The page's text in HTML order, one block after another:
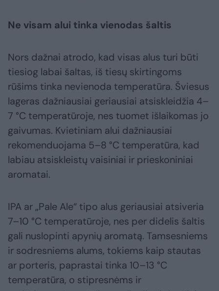
Ne visam alui tinka vienodas šaltis
Nors dažnai atrodo, kad visas alus turi būti
tiesiog labai šaltas, iš tiesų skirtingoms
rūšims tinka nevienoda temperatūra. Šviesus
lageras dažniausiai geriausiai atsiskleidžia 4–
7 °C temperatūroje, nes tuomet išlaikomas jo
gaivumas. Kvietiniam alui dažniausiai
rekomenduojama 5–8 °C temperatūra, kad
labiau atsiskleistų vaisiniai ir prieskoniniai
aromatai.
IPA ar „Pale Ale“ tipo alus geriausiai atsiveria
7–10 °C temperatūroje, nes per didelis šaltis
gali nuslopinti apynių aromatą. Tamsesniems
ir sodresniems alums, tokiems kaip stautas
ar porteris, paprastai tinka 10–13 °C
temperatūra, o stipresnėms ir